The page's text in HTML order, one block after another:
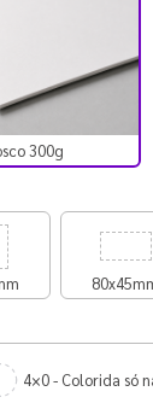
300g
4×0 - Colorida só